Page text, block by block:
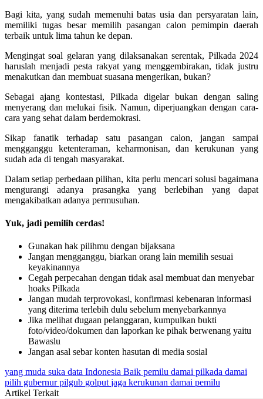
Bagi kita, yang sudah memenuhi batas usia dan persyaratan lain,
memiliki tugas besar memilih pasangan calon pemimpin daerah
terbaik untuk lima tahun ke depan.
Mengingat soal gelaran yang dilaksanakan serentak, Pilkada 2024
haruslah menjadi pesta rakyat yang menggembirakan, tidak justru
menakutkan dan membuat suasana mengerikan, bukan?
Sebagai ajang kontestasi, Pilkada digelar bukan dengan saling
menyerang dan melukai fisik. Namun, diperjuangkan dengan cara-
cara yang sehat dalam berdemokrasi.
Sikap fanatik terhadap satu pasangan calon, jangan sampai
mengganggu ketenteraman, keharmonisan, dan kerukunan yang
sudah ada di tengah masyarakat.
Dalam setiap perbedaan pilihan, kita perlu mencari solusi bagaimana
mengurangi adanya prasangka yang berlebihan yang dapat
mengakibatkan adanya permusuhan.
Yuk, jadi pemilih cerdas!
Gunakan hak pilihmu dengan bijaksana
Jangan mengganggu, biarkan orang lain memilih sesuai
keyakinannya
Cegah perpecahan dengan tidak asal membuat dan menyebar
hoaks Pilkada
Jangan mudah terprovokasi, konfirmasi kebenaran informasi
yang diterima terlebih dulu sebelum menyebarkannya
Jika melihat dugaan pelanggaran, kumpulkan bukti
foto/video/dokumen dan laporkan ke pihak berwenang yaitu
Bawaslu
Jangan asal sebar konten hasutan di media sosial
yang muda suka data Indonesia Baik pemilu damai pilkada damai
pilih gubernurpilgub golput jaga kerukunan damai pemilu
Artikel Terkait